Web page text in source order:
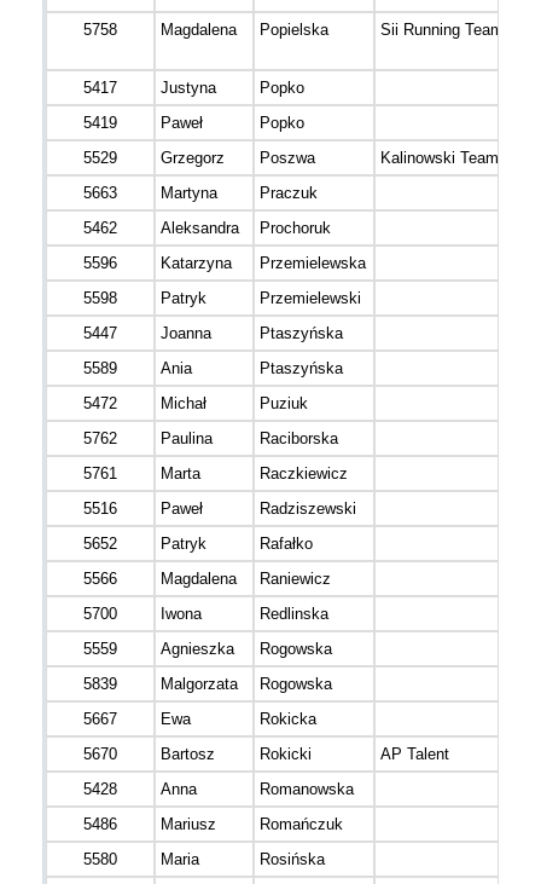
5758
Magdalena Popielska Sii Running Team
5417
Justyna
Popko
5419
Paweł
Popko
5529
Grzegorz Poszwa Kalinowski Team
5663
Martyna
Praczuk
5462
Aleksandra
Prochoruk
5596
Katarzyna
Przemielewska
5598
Patryk
Przemielewski
5447
Joanna
Ptaszyńska
5589
Ania
Ptaszyńska
5472
Michał
Puziuk
5762
Paulina
Raciborska
5761
Marta
Raczkiewicz
5516
Paweł
Radziszewski
5652
Patryk
Rafałko
5566
Magdalena
Raniewicz
5700
Iwona
Redlinska
5559
Agnieszka
Rogowska
5839
Malgorzata
Rogowska
5667
Ewa
Rokicka
5670
Bartosz Rokicki
AP Talent
5428
Anna
Romanowska
5486
Mariusz
Romańczuk
5580
Maria
Rosińska